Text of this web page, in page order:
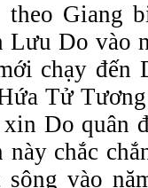
theo Giang
Lưu Do vào
chạy đến
Tử
Do quân
này chắc
sông vào